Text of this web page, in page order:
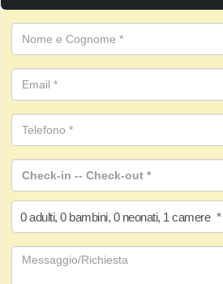
0 adulti, 0 bambini, 0 neonati, 1 camere *